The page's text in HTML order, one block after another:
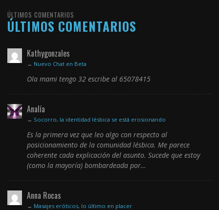
ÚLTIMOS COMENTARIOS
ÚLTIMOS COMENTARIOS
Kathygonzales
→ Nuevo Chat en Beta
Ola mami tengo 32 escribe al 65078415
Analía
→ Socorro, la identidad lésbica se está erosionando
Es la primera vez que leo algo con respecto al
posicionamiento de la comunidad lésbica. Me parece
coherente cada explicación del asunto. Sucede que estoy
(como la mayoría) bombardeada por…
Anna Rocas
→ Masajes eróticos, lo último en placer